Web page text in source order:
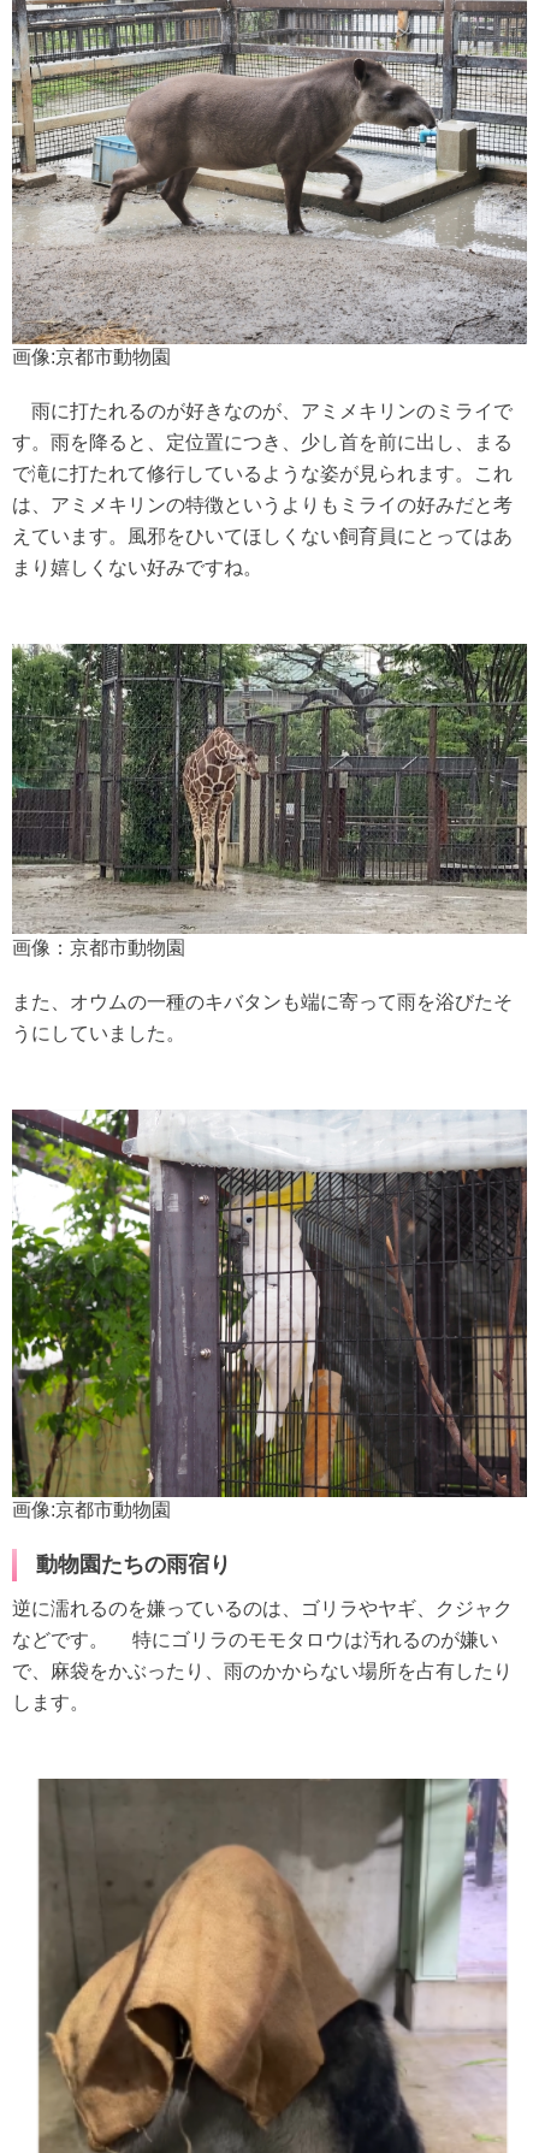
画像:京都市動物園
雨に打たれるのが好きなのが、アミメキリンのミライで
す。雨を降ると、定位置につき、少し首を前に出し、まる
で滝に打たれて修行しているような姿が見られます。これ
は、アミメキリンの特徴というよりもミライの好みだと考
えています。風邪をひいてほしくない飼育員にとってはあ
まり嬉しくない好みですね。
画像：京都市動物園
また、オウムの一種のキバタンも端に寄って雨を浴びたそ
うにしていました。
画像:京都市動物園
動物園たちの雨宿り
逆に濡れるのを嫌っているのは、ゴリラやヤギ、クジャク
などです。 特にゴリラのモモタロウは汚れるのが嫌い
で、麻袋をかぶったり、雨のかからない場所を占有したり
します。